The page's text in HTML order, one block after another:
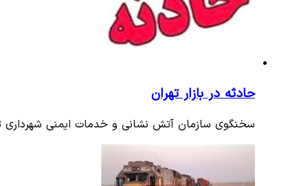
حادثه در بازار تهران
سخنگوی سازمان آتش نشانی و خدمات ایمنی